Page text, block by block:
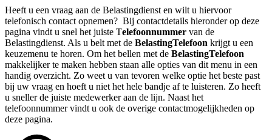
Heeft u een vraag aan de Belastingdienst en wilt u hiervoor
telefonisch contact opnemen? Bij contactdetails hieronder op deze
pagina vindt u snel het juiste Telefoonnummer van de
Belastingdienst. Als u belt met de BelastingTelefoon krijgt u een
keuzemenu te horen. Om het bellen met de BelastingTelefoon
makkelijker te maken hebben staan alle opties van dit menu in een
handig overzicht. Zo weet u van tevoren welke optie het beste past
bij uw vraag en hoeft u niet het hele bandje af te luisteren. Zo heeft
u sneller de juiste medewerker aan de lijn. Naast het
telefoonnummer vindt u ook de overige contactmogelijkheden op
deze pagina.